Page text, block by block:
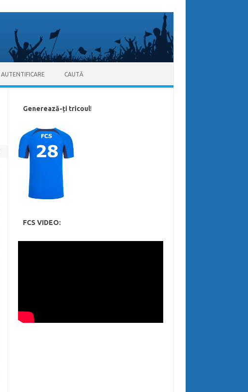
AUTENTIFICARE CAUTĂ
Generează-ți tricoul!
FCS VIDEO: